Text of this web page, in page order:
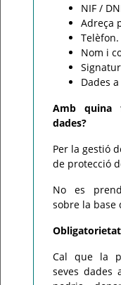
NIF /
Adreça
Telèfon.
Nom i
Dades
Amb quina
dades?
Per la gestió
de protecció
No es
sobre la base
Obligatorietat
Cal que la
seves dades